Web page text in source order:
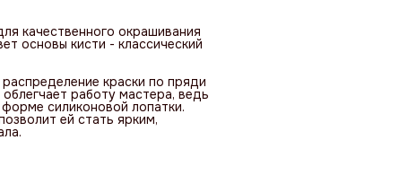
качественного окрашивания
основы кисти - классический
краски по пряди
работу мастера, ведь
силиконовой лопатки.
ей стать ярким,